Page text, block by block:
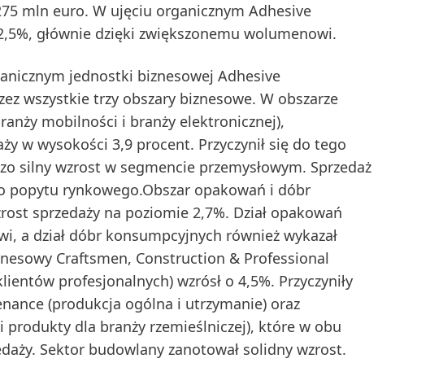
mln euro. W ujęciu organicznym Adhesive
głównie dzięki zwiększonemu wolumenowi.
jednostki biznesowej Adhesive
wszystkie trzy obszary biznesowe. W obszarze
mobilności i branży elektronicznej),
w wysokości 3,9 procent. Przyczynił się do tego
silny wzrost w segmencie przemysłowym. Sprzedaż
popytu rynkowego.Obszar opakowań i dóbr
sprzedaży na poziomie 2,7%. Dział opakowań
a dział dóbr konsumpcyjnych również wykazał
Craftsmen, Construction & Professional
profesjonalnych) wzrósł o 4,5%. Przyczyniły
(produkcja ogólna i utrzymanie) oraz
dla branży rzemieślniczej), które w obu
Sektor budowlany zanotował solidny wzrost.